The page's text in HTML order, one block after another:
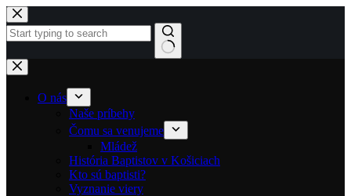
Skip to content
No results
O nás
Naše príbehy
Čomu sa venujeme
Mládež
História Baptistov v Košiciach
Kto sú baptisti?
Vyznanie viery